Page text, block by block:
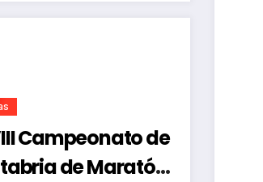
Campeonato de
de Maratón-